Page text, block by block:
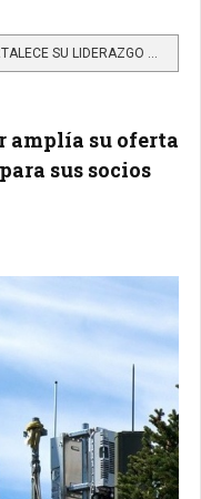
amplía su oferta
sus socios